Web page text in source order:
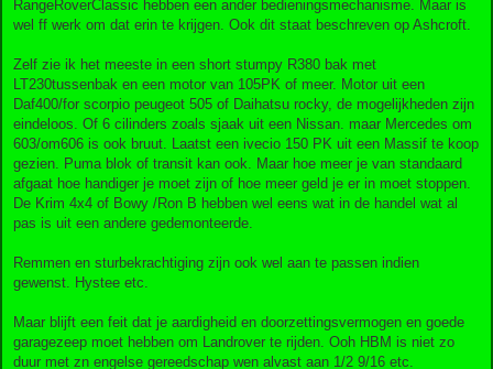
RangeRoverClassic hebben een ander bedieningsmechanisme. Maar is
wel ff werk om dat erin te krijgen. Ook dit staat beschreven op Ashcroft.
Zelf zie ik het meeste in een short stumpy R380 bak met
LT230tussenbak en een motor van 105PK of meer. Motor uit een
Daf400/for scorpio peugeot 505 of Daihatsu rocky, de mogelijkheden zijn
eindeloos. Of 6 cilinders zoals sjaak uit een Nissan. maar Mercedes om
603/om606 is ook bruut. Laatst een ivecio 150 PK uit een Massif te koop
gezien. Puma blok of transit kan ook. Maar hoe meer je van standaard
afgaat hoe handiger je moet zijn of hoe meer geld je er in moet stoppen.
De Krim 4x4 of Bowy /Ron B hebben wel eens wat in de handel wat al
pas is uit een andere gedemonteerde.
Remmen en sturbekrachtiging zijn ook wel aan te passen indien
gewenst. Hystee etc.
Maar blijft een feit dat je aardigheid en doorzettingsvermogen en goede
garagezeep moet hebben om Landrover te rijden. Ooh HBM is niet zo
duur met zn engelse gereedschap wen alvast aan 1/2 9/16 etc.